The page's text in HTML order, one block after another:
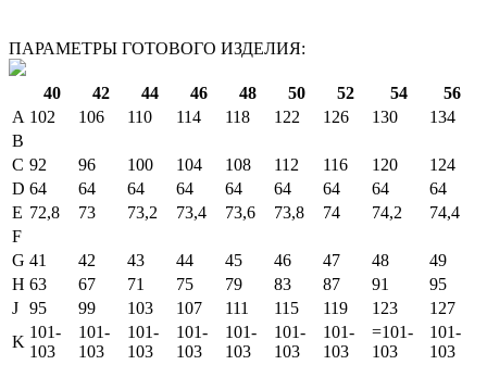
ПАРАМЕТРЫ ГОТОВОГО ИЗДЕЛИЯ:
40 42 44 46 48 50 52 54
56
A 102 106 110 114 118 122 126 130
134
B
C 92 96 100 104 108 112 116 120
124
D 64 64 64 64 64 64 64 64
64
E 72,8 73 73,2 73,4 73,6 73,8 74 74,2
74,4
F
G 41 42 43 44 45 46 47 48
49
H 63 67 71 75 79 83 87 91
95
J 95 99 103 107 111 115 119 123
127
K
101-
103
101-
103
101-
103
101-
103
101-
103
101-
103
101-
103
=101-
103
101-
103